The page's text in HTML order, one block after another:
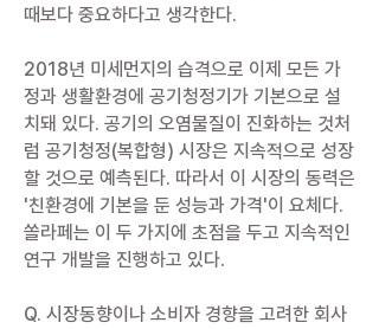
때보다 중요하다고 생각한다.
2018년 미세먼지의 습격으로 이제 모든 가
정과 생활환경에 공기청정기가 기본으로 설
치돼 있다. 공기의 오염물질이 진화하는 것처
럼 공기청정(복합형) 시장은 지속적으로 성장
할 것으로 예측된다. 따라서 이 시장의 동력은
'친환경에 기본을 둔 성능과 가격'이 요체다.
쏠라페는 이 두 가지에 초점을 두고 지속적인
연구 개발을 진행하고 있다.
Q. 시장동향이나 소비자 경향을 고려한 회사